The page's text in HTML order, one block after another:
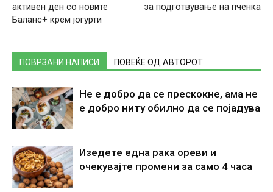
активен ден со новите
Баланс+ крем јогурти
за подготвување на пченка
ПОВРЗАНИ НАПИСИ ПОВЕЌЕ ОД АВТОРОТ
Не е добро да се прескокне, ама не
е добро ниту обилно да се појадува
Изедете една рака ореви и
очекувајте промени за само 4 часа